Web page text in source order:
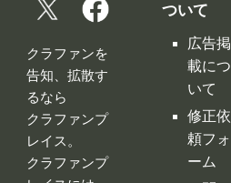
クラファンプ
全てのクラフ
ァンサイトの
情報が集約！
［関連サイ
ト］
ーム
お問い
合わせ
利用規
約
プライ
バシー